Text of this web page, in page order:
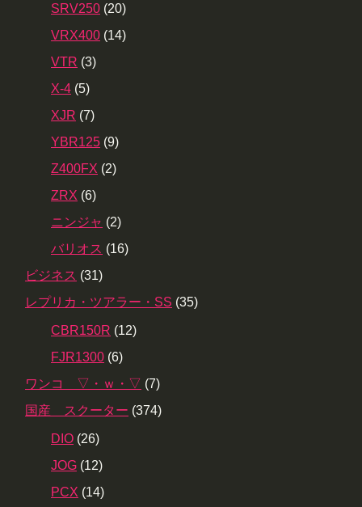
SRV250 (20)
VRX400 (14)
VTR (3)
X-4 (5)
XJR (7)
YBR125 (9)
Z400FX (2)
ZRX (6)
ニンジャ (2)
バリオス (16)
ビジネス (31)
レプリカ・ツアラー・SS (35)
CBR150R (12)
FJR1300 (6)
ワンコ ▽・ｗ・▽ (7)
国産 スクーター (374)
DIO (26)
JOG (12)
PCX (14)